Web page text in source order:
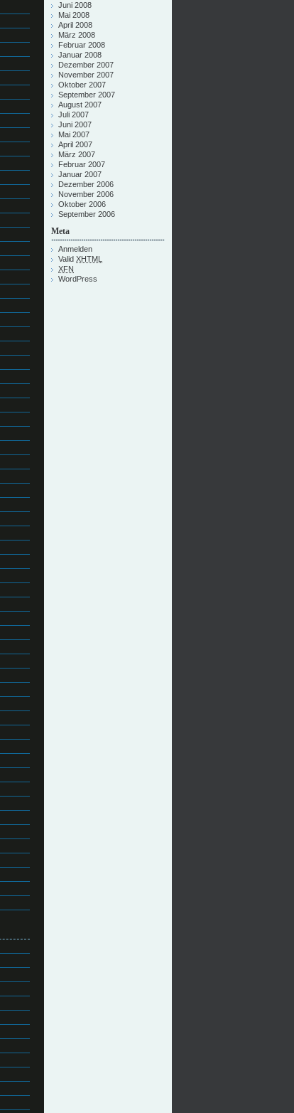
Juni 2008
Mai 2008
April 2008
März 2008
Februar 2008
Januar 2008
Dezember 2007
November 2007
Oktober 2007
September 2007
August 2007
Juli 2007
Juni 2007
Mai 2007
April 2007
März 2007
Februar 2007
Januar 2007
Dezember 2006
November 2006
Oktober 2006
September 2006
Meta
Anmelden
Valid XHTML
XFN
WordPress